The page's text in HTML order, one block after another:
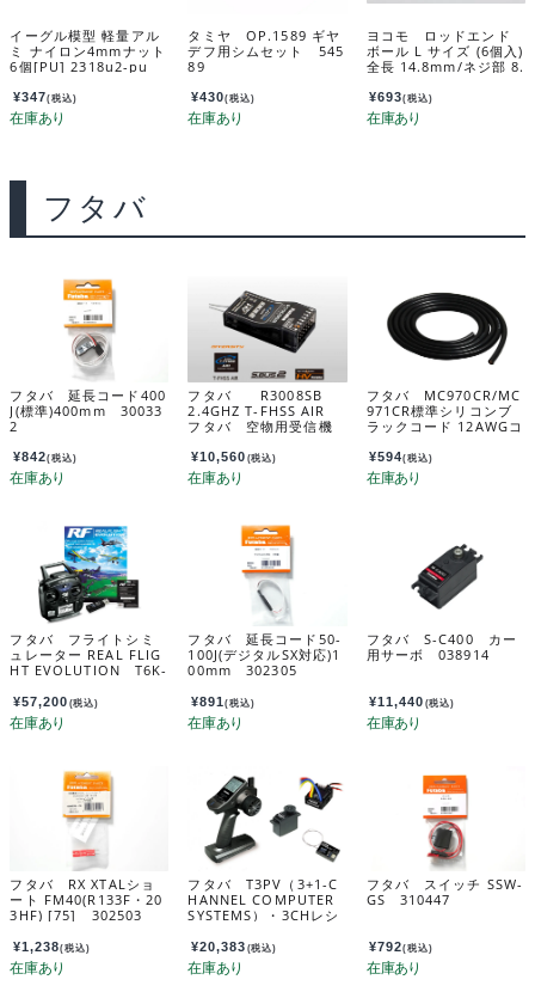
イーグル模型 軽量アル
ミ ナイロン4mmナット
6個[PU] 2318u2-pu
¥347(税込)
タミヤ OP.1589 ギヤ
デフ用シムセット 545
89
¥430(税込)
ヨコモ ロッドエンド
ボール L サイズ (6個入)
全長 14.8mm/ネジ部 8.
¥693(税込)
フタバ
フタバ 延長コード400
J(標準)400mm 30033
2
¥842(税込)
フタバ R3008SB
2.4GHZ T-FHSS AIR
フタバ 空物用受信機
¥10,560 (税込)
フタバ MC970CR/MC
971CR標準シリコンブ
ラックコード 12AWGコ
¥594(税込)
フタバ フライトシミ
ュレーター REAL FLIG
HT EVOLUTION T6K-
1
¥57,200 (税込)
フタバ 延長コード50-
100J(デジタルSX対応)1
00mm 302305
¥891(税込)
フタバ S-C400 カー
用サーボ 038914
¥11,440 (税込)
フタバ RX XTALショ
ート FM40(R133F・20
3HF) [75] 302503
¥1,238(税込)
フタバ T3PV（3+1-C
HANNEL COMPUTER
SYSTEMS）・3CHレシ
0/MC340CR+R203GF
付セット 035753
¥20,383 (税込)
フタバ スイッチ SSW-
GS 310447
¥792(税込)